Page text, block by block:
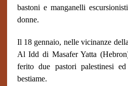
bastoni e manganelli
donne.
Il 18 gennaio, nelle vicinanze
Al Idd di Masafer Yatta
ferito due pastori palestinesi
bestiame.